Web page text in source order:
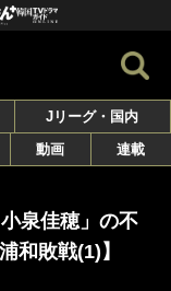
Jリーグ・国内
動画 連載
泉佳穂」の不
和敗戦(1)】